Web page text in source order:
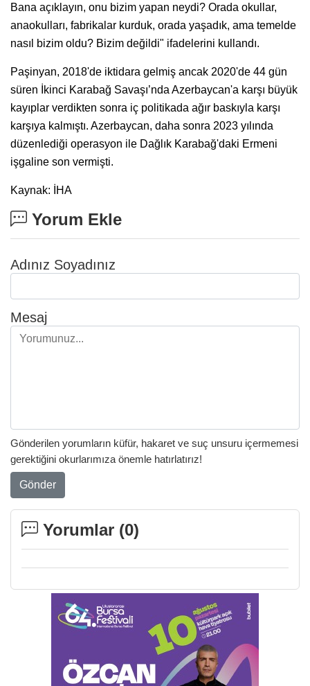
Bana açıklayın, onu bizim yapan neydi? Orada okullar,
anaokulları, fabrikalar kurduk, orada yaşadık, ama temelde
nasıl bizim oldu? Bizim değildi" ifadelerini kullandı.
Paşinyan, 2018'de iktidara gelmiş ancak 2020'de 44 gün
süren İkinci Karabağ Savaşı’nda Azerbaycan'a karşı büyük
kayıplar verdikten sonra iç politikada ağır baskıyla karşı
karşıya kalmıştı. Azerbaycan, daha sonra 2023 yılında
düzenlediği operasyon ile Dağlık Karabağ'daki Ermeni
işgaline son vermişti.
Kaynak: İHA
Yorum Ekle
Adınız Soyadınız
Mesaj
Gönderilen yorumların küfür, hakaret ve suç unsuru içermemesi
gerektiğini okurlarımıza önemle hatırlatırız!
Gönder
Yorumlar (0)